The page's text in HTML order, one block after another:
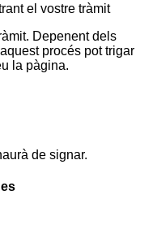
el vostre tràmit
Depenent dels
procés pot trigar
la pàgina.
de signar.